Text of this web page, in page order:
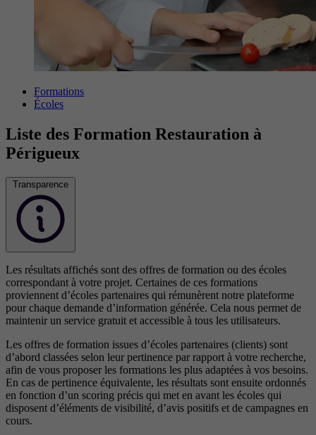
Formations
Écoles
Liste des Formation Restauration à
Périgueux
Transparence
Les résultats affichés sont des offres de formation ou des écoles
correspondant à votre projet. Certaines de ces formations
proviennent d’écoles partenaires qui rémunèrent notre plateforme
pour chaque demande d’information générée. Cela nous permet de
maintenir un service gratuit et accessible à tous les utilisateurs.
Les offres de formation issues d’écoles partenaires (clients) sont
d’abord classées selon leur pertinence par rapport à votre recherche,
afin de vous proposer les formations les plus adaptées à vos besoins.
En cas de pertinence équivalente, les résultats sont ensuite ordonnés
en fonction d’un scoring précis qui met en avant les écoles qui
disposent d’éléments de visibilité, d’avis positifs et de campagnes en
cours.